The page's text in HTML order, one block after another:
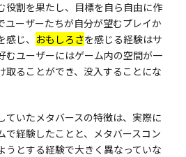
役割を果たし、目標を自ら自由に作
ユーザーたちが自分が望むプレイか
感じ、 おもしろさを感じる経験はサ
むユーザーにはゲーム内の空間が一
取ることができ、没入することにな
ていたメタバースの特徴は、実際に
で経験したことと、メタバースコン
うとする経験で大きく異なっていな